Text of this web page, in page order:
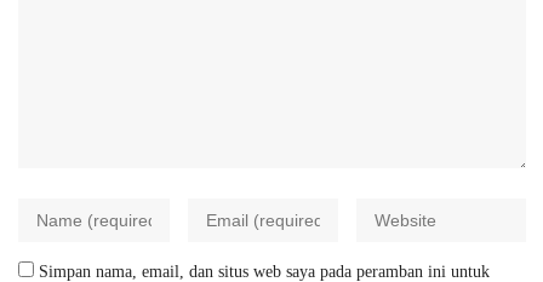
Simpan nama, email, dan situs web saya pada peramban ini untuk